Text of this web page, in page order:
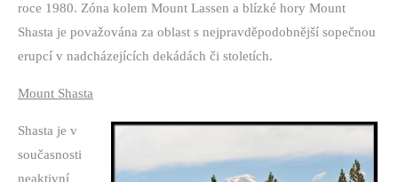
roce 1980. Zóna kolem Mount Lassen a blízké hory Mount
Shasta je považována za oblast s nejpravděpodobnější sopečnou
erupcí v nadcházejících dekádách či stoletích.
Mount Shasta
Shasta je v
současnosti
neaktivní